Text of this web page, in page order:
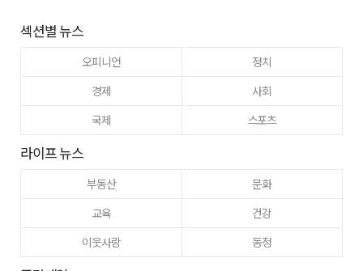
섹션별 뉴스
오피니언
정치
경제
사회
국제
스포츠
라이프 뉴스
부동산
문화
교육
건강
이웃사랑
동정